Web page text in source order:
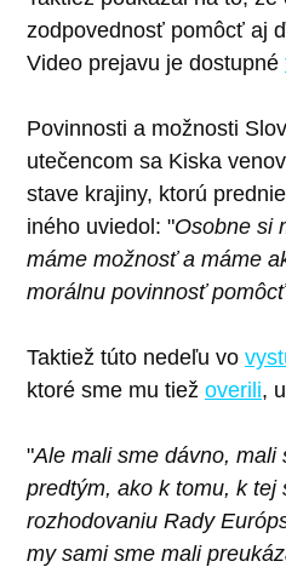
zodpovednosť pomôcť aj
Video prejavu je dostupné
Povinnosti a možnosti
utečencom sa Kiska
stave krajiny, ktorú
iného uviedol: "Osobne si
máme možnosť a máme
morálnu povinnosť pomôcť
Taktiež túto nedeľu vo
ktoré sme mu tiež overili,
"Ale mali sme dávno, mali
predtým, ako k tomu, k tej
rozhodovaniu Rady
my sami sme mali